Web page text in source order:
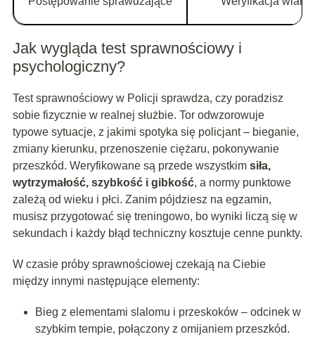
Jak wygląda test sprawnościowy i
psychologiczny?
Test sprawnościowy w Policji sprawdza, czy poradzisz
sobie fizycznie w realnej służbie. Tor odwzorowuje
typowe sytuacje, z jakimi spotyka się policjant – bieganie,
zmiany kierunku, przenoszenie ciężaru, pokonywanie
przeszkód. Weryfikowane są przede wszystkim siła,
wytrzymałość, szybkość i gibkość, a normy punktowe
zależą od wieku i płci. Zanim pójdziesz na egzamin,
musisz przygotować się treningowo, bo wyniki liczą się w
sekundach i każdy błąd techniczny kosztuje cenne punkty.
W czasie próby sprawnościowej czekają na Ciebie
między innymi następujące elementy:
Bieg z elementami slalomu i przeskoków – odcinek w
szybkim tempie, połączony z omijaniem przeszkód.